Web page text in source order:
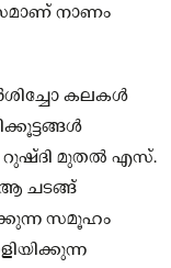
നാണം
കലകൾ
റുഷ്‌ദി മുതൽ എസ്.
ആ ചടങ്ങ്
സമൂഹം